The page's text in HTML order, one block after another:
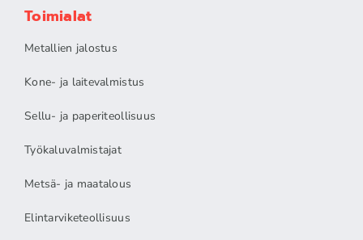
Toimialat
Metallien jalostus
Kone- ja laitevalmistus
Sellu- ja paperiteollisuus
Työkaluvalmistajat
Metsä- ja maatalous
Elintarviketeollisuus